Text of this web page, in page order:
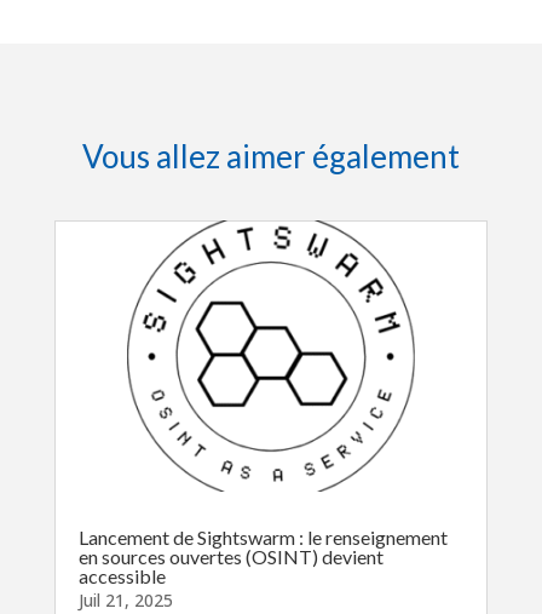
Vous allez aimer également
Lancement de Sightswarm : le renseignement
en sources ouvertes (OSINT) devient
accessible
Juil 21, 2025